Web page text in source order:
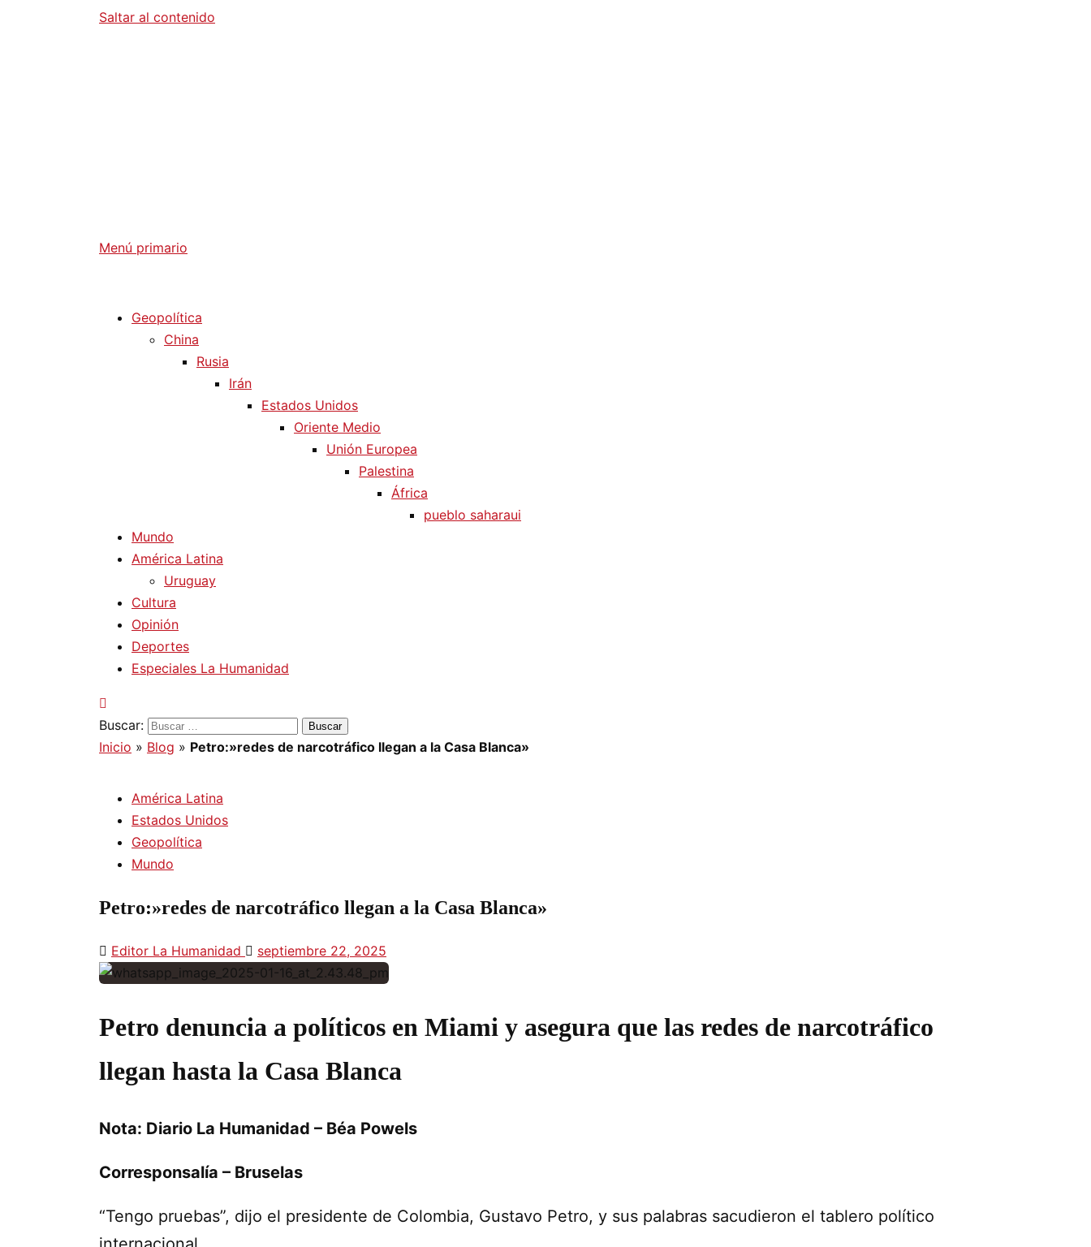
Saltar al contenido
Menú primario
Geopolítica
China
Rusia
Irán
Estados Unidos
Oriente Medio
Unión Europea
Palestina
África
pueblo saharaui
Mundo
América Latina
Uruguay
Cultura
Opinión
Deportes
Especiales La Humanidad
Buscar:
Inicio » Blog » Petro:»redes de narcotráfico llegan a la Casa Blanca»
América Latina
Estados Unidos
Geopolítica
Mundo
Petro:»redes de narcotráfico llegan a la Casa Blanca»
Editor La Humanidad septiembre 22, 2025
Petro denuncia a políticos en Miami y asegura que las redes de narcotráfico
llegan hasta la Casa Blanca
Nota: Diario La Humanidad – Béa Powels
Corresponsalía – Bruselas
“Tengo pruebas”, dijo el presidente de Colombia, Gustavo Petro, y sus palabras sacudieron el tablero político